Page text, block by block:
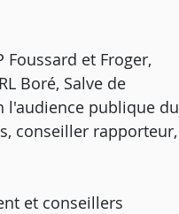
et Froger,
Boré, Salve de
l'audience publique du
conseiller rapporteur,
et conseillers